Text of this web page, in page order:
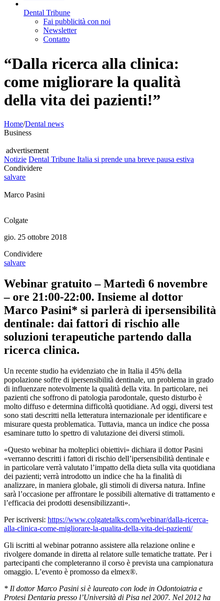
Dental Tribune
Fai pubblicità con noi
Newsletter
Contatto
“Dalla ricerca alla clinica:
come migliorare la qualità
della vita dei pazienti!”
Home/Dental news
Business
advertisement
Notizie Dental Tribune Italia si prende una breve pausa estiva
Condividere
salvare
Marco Pasini
Colgate
gio. 25 ottobre 2018
Condividere
salvare
Webinar gratuito – Martedì 6 novembre
– ore 21:00-22:00. Insieme al dottor
Marco Pasini* si parlerà di ipersensibilità
dentinale: dai fattori di rischio alle
soluzioni terapeutiche partendo dalla
ricerca clinica.
Un recente studio ha evidenziato che in Italia il 45% della
popolazione soffre di ipersensibilità dentinale, un problema in grado
di influenzare notevolmente la qualità della vita. In particolare, nei
pazienti che soffrono di patologia parodontale, questo disturbo è
molto diffuso e determina difficoltà quotidiane. Ad oggi, diversi test
sono stati descritti nella letteratura internazionale per identificare e
misurare questa problematica. Tuttavia, manca un indice che possa
esaminare tutto lo spettro di valutazione dei diversi stimoli.
«Questo webinar ha molteplici obiettivi» dichiara il dottor Pasini
«verranno descritti i fattori di rischio dell’ipersensibilità dentinale e
in particolare verrà valutato l’impatto della dieta sulla vita quotidiana
dei pazienti; verrà introdotto un indice che ha la finalità di
analizzare, in maniera globale, gli stimoli di diversa natura. Infine
sarà l’occasione per affrontare le possibili alternative di trattamento e
l’efficacia dei prodotti desensibilizzanti».
Per iscriversi: https://www.colgatetalks.com/webinar/dalla-ricerca-
alla-clinica-come-migliorare-la-qualita-della-vita-dei-pazienti/
Gli iscritti al webinar potranno assistere alla relazione online e
rivolgere domande in diretta al relatore sulle tematiche trattate. Per i
partecipanti che completeranno il corso è prevista una campionatura
omaggio. L’evento è promosso da elmex®.
* Il dottor Marco Pasini si è laureato con lode in Odontoiatria e
Protesi Dentaria presso l’Università di Pisa nel 2007. Nel 2012 ha